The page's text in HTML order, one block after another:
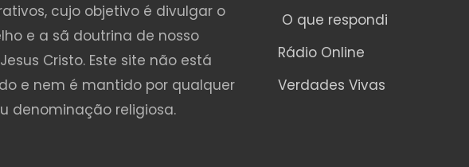
cujo objetivo é divulgar o
e a sã doutrina de nosso
Cristo. Este site não está
e nem é mantido por qualquer
denominação religiosa.
O que respondi
Rádio Online
Verdades Vivas